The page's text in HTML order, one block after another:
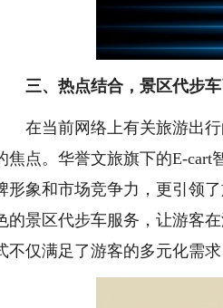
三、热点结合 ，景区代步
在当前网络上有关旅游出行
焦点。华誉文旅旗下的E-
形象和市场竞争力，更引领
的景区代步车服务，让游客
不仅满足了游客的多元化需